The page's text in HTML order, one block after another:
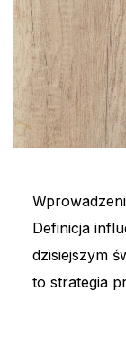
Definicja
dzisiejszym
to strategia